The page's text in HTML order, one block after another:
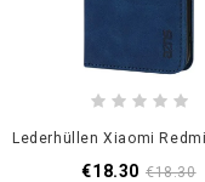
€18.30 €18.30